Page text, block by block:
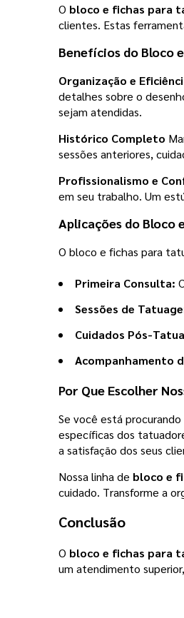
O bloco e fichas para
clientes. Estas
Benefícios do Bloco
Organização e
detalhes sobre o
sejam atendidas.
Histórico Completo
sessões anteriores,
Profissionalismo e
em seu trabalho. Um
Aplicações do Bloco
O bloco e fichas para
Primeira Consulta:
Sessões de
Cuidados Pós-
Acompanhamento
Por Que Escolher
Se você está procurando
específicas dos
a satisfação dos seus
Nossa linha de bloco e
cuidado. Transforme a
Conclusão
O bloco e fichas para
um atendimento